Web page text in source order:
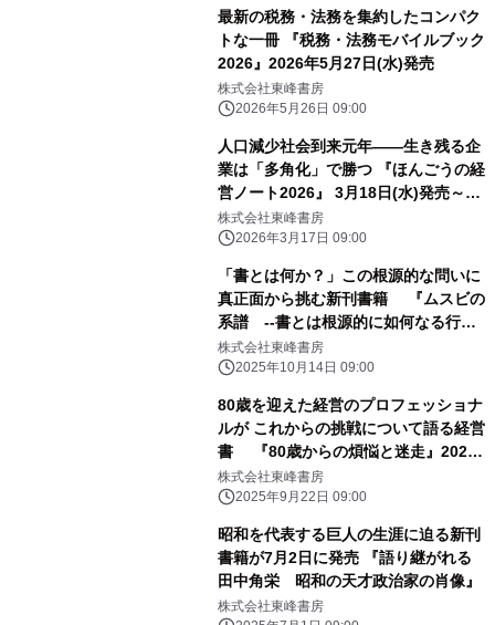
最新の税務・法務を集約したコンパク
トな一冊 『税務・法務モバイルブック
2026』2026年5月27日(水)発売
株式会社東峰書房
2026年5月26日 09:00
人口減少社会到来元年――生き残る企
業は「多角化」で勝つ 『ほんごうの経
営ノート2026』 3月18日(水)発売～シ
リーズ第16作～
株式会社東峰書房
2026年3月17日 09:00
「書とは何か？」この根源的な問いに
真正面から挑む新刊書籍 『ムスビの
系譜 --書とは根源的に如何なる行為
なのか』が 2025年10月15日発売
株式会社東峰書房
2025年10月14日 09:00
80歳を迎えた経営のプロフェッショナ
ルが これからの挑戦について語る経営
書 『80歳からの煩悩と迷走』2025
年9月24日(水)発売
株式会社東峰書房
2025年9月22日 09:00
昭和を代表する巨人の生涯に迫る新刊
書籍が7月2日に発売 『語り継がれる
田中角栄 昭和の天才政治家の肖像』
株式会社東峰書房